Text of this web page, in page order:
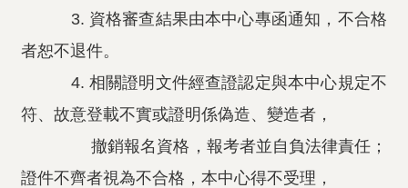
3. 資格審查結果由本中心專函通知，不合格
者恕不退件。
4. 相關證明文件經查證認定與本中心規定不
符、故意登載不實或證明係偽造、變造者，
撤銷報名資格，報考者並自負法律責任；
證件不齊者視為不合格，本中心得不受理，